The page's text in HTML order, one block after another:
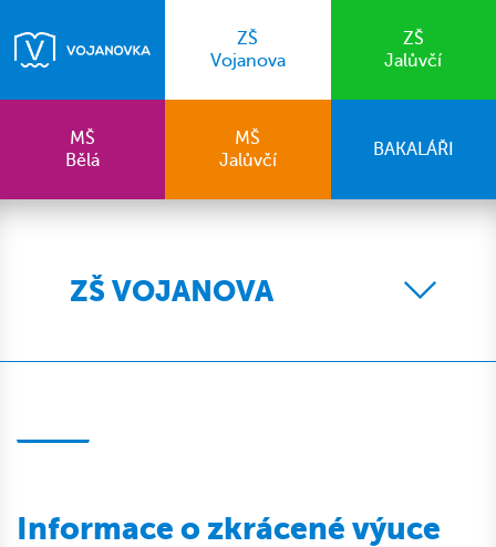
ZŠ
Vojanova
ZŠ
Jalůvčí
MŠ
Bělá
MŠ
Jalůvčí
BAKALÁŘI
ZŠ VOJANOVA
Informace o zkrácené výuce